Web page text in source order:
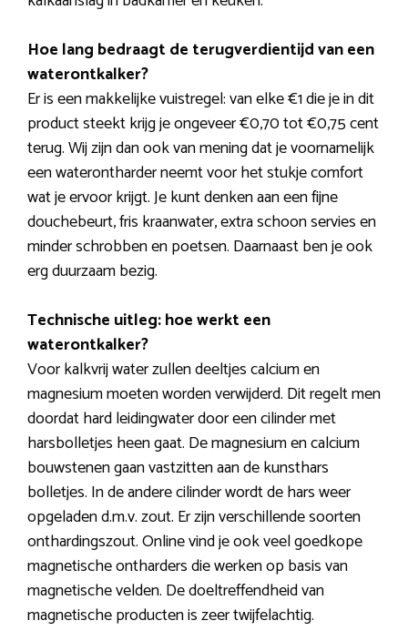
Hoe lang bedraagt de terugverdientijd van een
waterontkalker?
Er is een makkelijke vuistregel: van elke €1 die je in dit
product steekt krijg je ongeveer €0,70 tot €0,75 cent
terug. Wij zijn dan ook van mening dat je voornamelijk
een waterontharder neemt voor het stukje comfort
wat je ervoor krijgt. Je kunt denken aan een fijne
douchebeurt, fris kraanwater, extra schoon servies en
minder schrobben en poetsen. Daarnaast ben je ook
erg duurzaam bezig.
Technische uitleg: hoe werkt een
waterontkalker?
Voor kalkvrij water zullen deeltjes calcium en
magnesium moeten worden verwijderd. Dit regelt men
doordat hard leidingwater door een cilinder met
harsbolletjes heen gaat. De magnesium en calcium
bouwstenen gaan vastzitten aan de kunsthars
bolletjes. In de andere cilinder wordt de hars weer
opgeladen d.m.v. zout. Er zijn verschillende soorten
onthardingszout. Online vind je ook veel goedkope
magnetische ontharders die werken op basis van
magnetische velden. De doeltreffendheid van
magnetische producten is zeer twijfelachtig.